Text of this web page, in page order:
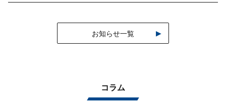
お知らせ一覧
コラム